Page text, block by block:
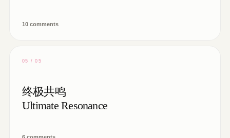
10 comments
05 / 05
终极共鸣
Ultimate Resonance